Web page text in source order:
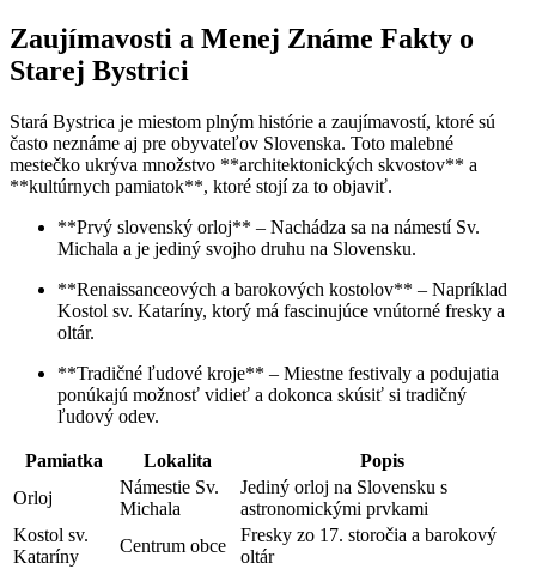
Zaujímavosti a Menej Známe Fakty o
Starej Bystrici
Stará Bystrica je miestom plným histórie a zaujímavostí, ktoré sú
často neznáme aj pre obyvateľov Slovenska. Toto malebné
mestečko ukrýva množstvo **architektonických skvostov** a
**kultúrnych pamiatok**, ktoré stojí za to objaviť.
**Prvý slovenský orloj** – Nachádza sa na námestí Sv.
Michala a je jediný svojho druhu na Slovensku.
**Renaissanceových a barokových kostolov** – Napríklad
Kostol sv. Kataríny, ktorý má fascinujúce vnútorné fresky a
oltár.
**Tradičné ľudové kroje** – Miestne festivaly a podujatia
ponúkajú možnosť vidieť a dokonca skúsiť si tradičný
ľudový odev.
Pamiatka Lokalita
Popis
Orloj
Námestie Sv.
Michala
Jediný orloj na Slovensku s
astronomickými prvkami
Kostol sv.
Kataríny
Centrum obce
Fresky zo 17. storočia a barokový
oltár